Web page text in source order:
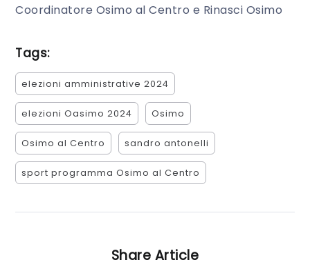
Coordinatore Osimo al Centro e Rinasci Osimo
Tags:
elezioni amministrative 2024
elezioni Oasimo 2024 Osimo
Osimo al Centro sandro antonelli
sport programma Osimo al Centro
Share Article